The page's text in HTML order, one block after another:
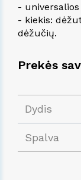
Prekės
Dydis
Spalva
-
- kiekis:
dėžučių.